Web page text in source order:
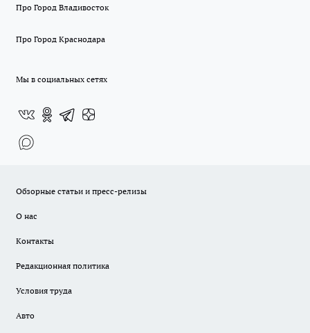
Про Город Владивосток
Про Город Краснодара
Мы в социальных сетях
Обзорные статьи и пресс-релизы
О нас
Контакты
Редакционная политика
Условия труда
Авто